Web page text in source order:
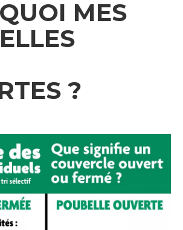
MES
?